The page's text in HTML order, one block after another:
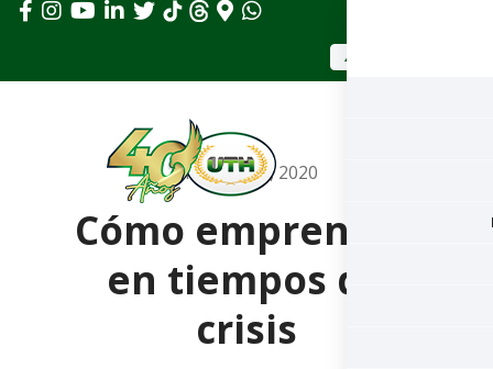
APLICAR AHORA
diciembre 2, 2020
Cómo emprender
en tiempos de
crisis